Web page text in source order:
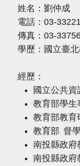
姓名：劉仲成
電話：03-
傳真：03-
學歷：國立臺
經歷：
國立公共
教育部學
教育部教
教育部 督學
南投縣政
南投縣政